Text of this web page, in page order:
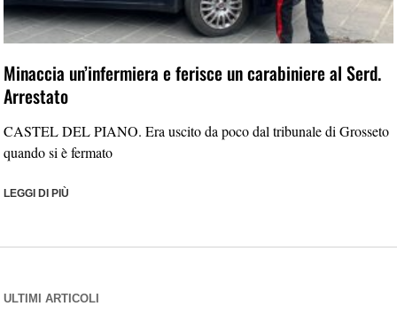
Minaccia un’infermiera e ferisce un carabiniere al Serd.
Arrestato
CASTEL DEL PIANO. Era uscito da poco dal tribunale di Grosseto
quando si è fermato
LEGGI DI PIÙ
ULTIMI ARTICOLI